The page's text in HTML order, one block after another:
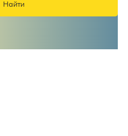
Найти